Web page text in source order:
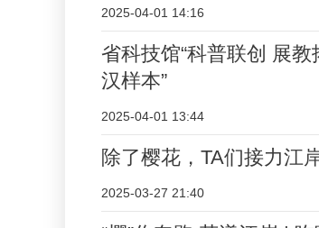
2025-04-01 14:16
省科技馆“科普联创 展
汉样本”
2025-04-01 13:44
除了樱花，TA们接力江
2025-03-27 21:40